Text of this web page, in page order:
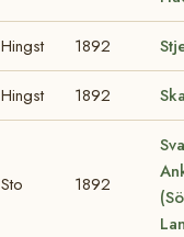
Hingst 1892
Hingst 1892
Sto 1892